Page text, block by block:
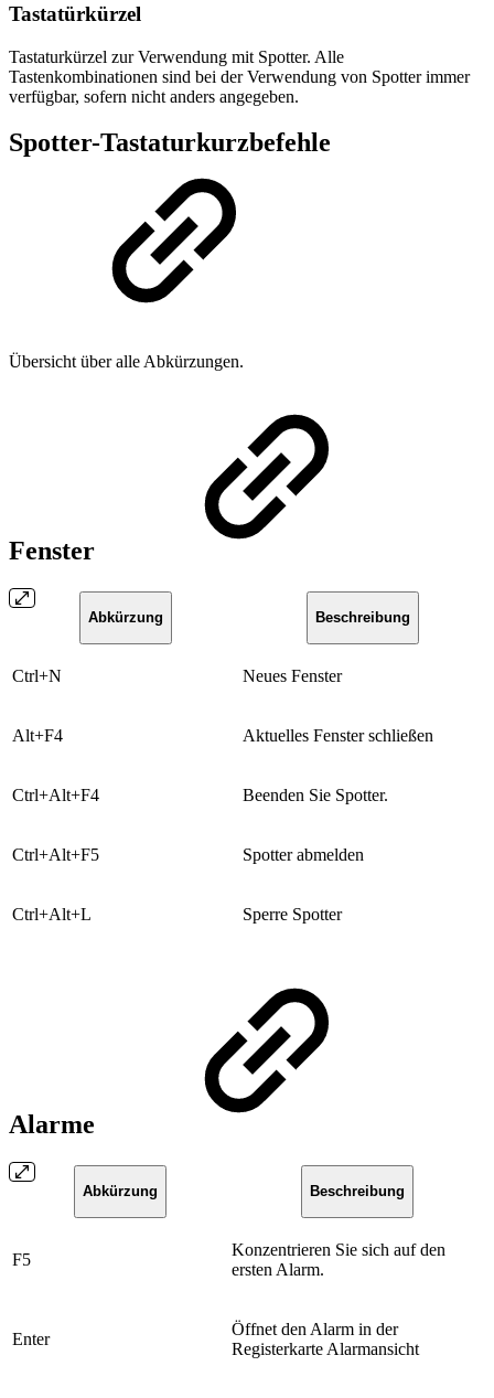
Tastatürkürzel
Tastaturkürzel zur Verwendung mit Spotter. Alle
Tastenkombinationen sind bei der Verwendung von Spotter immer
verfügbar, sofern nicht anders angegeben.
Spotter-Tastaturkurzbefehle
Übersicht über alle Abkürzungen.
Fenster
Abkürzung ​Beschreibung
​Ctrl+N ​Neues Fenster
​Alt+F4 ​Aktuelles Fenster schließen
​Ctrl+Alt+F4 ​Beenden Sie Spotter.
​Ctrl+Alt+F5 Spotter abmelden
​Ctrl+Alt+L ​Sperre Spotter
Alarme
Abkürzung Beschreibung
​F5
Konzentrieren Sie sich auf den
ersten Alarm.
​Enter
​Öffnet den Alarm in der
Registerkarte Alarmansicht